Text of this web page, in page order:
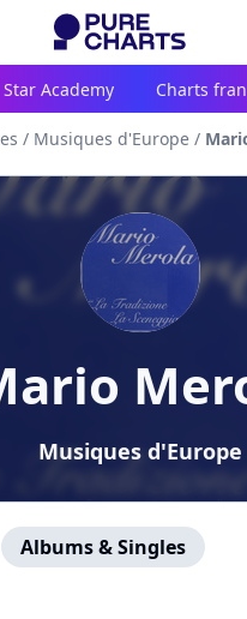
Star Academy Charts
/ Musiques d'Europe /
Musiques d'Europe
Albums & Singles